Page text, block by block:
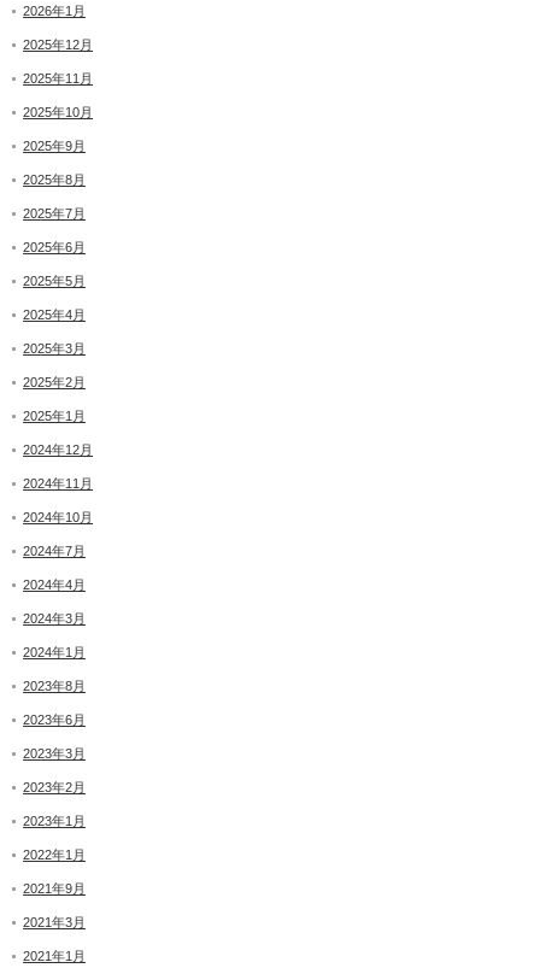
2026年1月
2025年12月
2025年11月
2025年10月
2025年9月
2025年8月
2025年7月
2025年6月
2025年5月
2025年4月
2025年3月
2025年2月
2025年1月
2024年12月
2024年11月
2024年10月
2024年7月
2024年4月
2024年3月
2024年1月
2023年8月
2023年6月
2023年3月
2023年2月
2023年1月
2022年1月
2021年9月
2021年3月
2021年1月